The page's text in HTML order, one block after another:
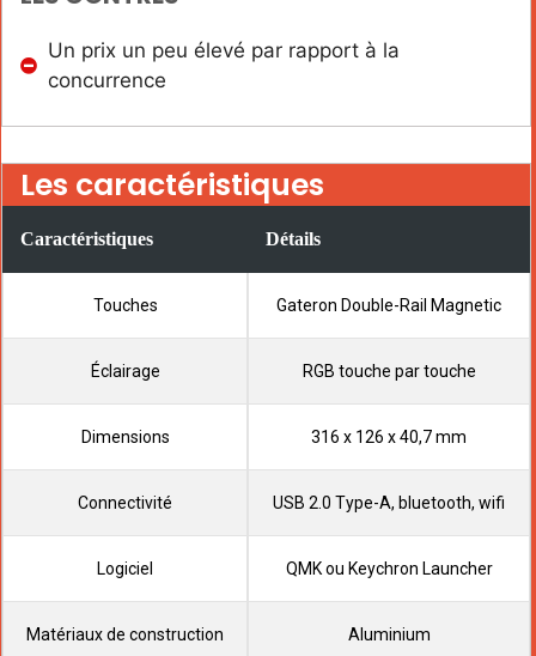
Un prix un peu élevé par rapport à la
concurrence
Les caractéristiques
Caractéristiques Détails
Touches Gateron Double-Rail Magnetic
Éclairage RGB touche par touche
Dimensions 316 x 126 x 40,7 mm
Connectivité USB 2.0 Type-A, bluetooth, wifi
Logiciel QMK ou Keychron Launcher
Matériaux de construction Aluminium